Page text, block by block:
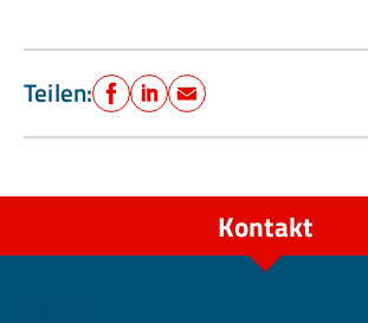
Teilen: Facebook
LinkedIn
E-Mail
Kontakt